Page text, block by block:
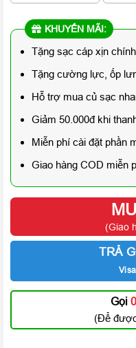
KHUYẾN MÃI:
Tặng sạc cáp xịn
Tặng cường lực, ốp
Hỗ trợ mua củ sạc
Giảm 50.000đ khi
Miễn phí cài đặt phần
Giao hàng COD miễn
(Giao
TRẢ
Gọi
(Để